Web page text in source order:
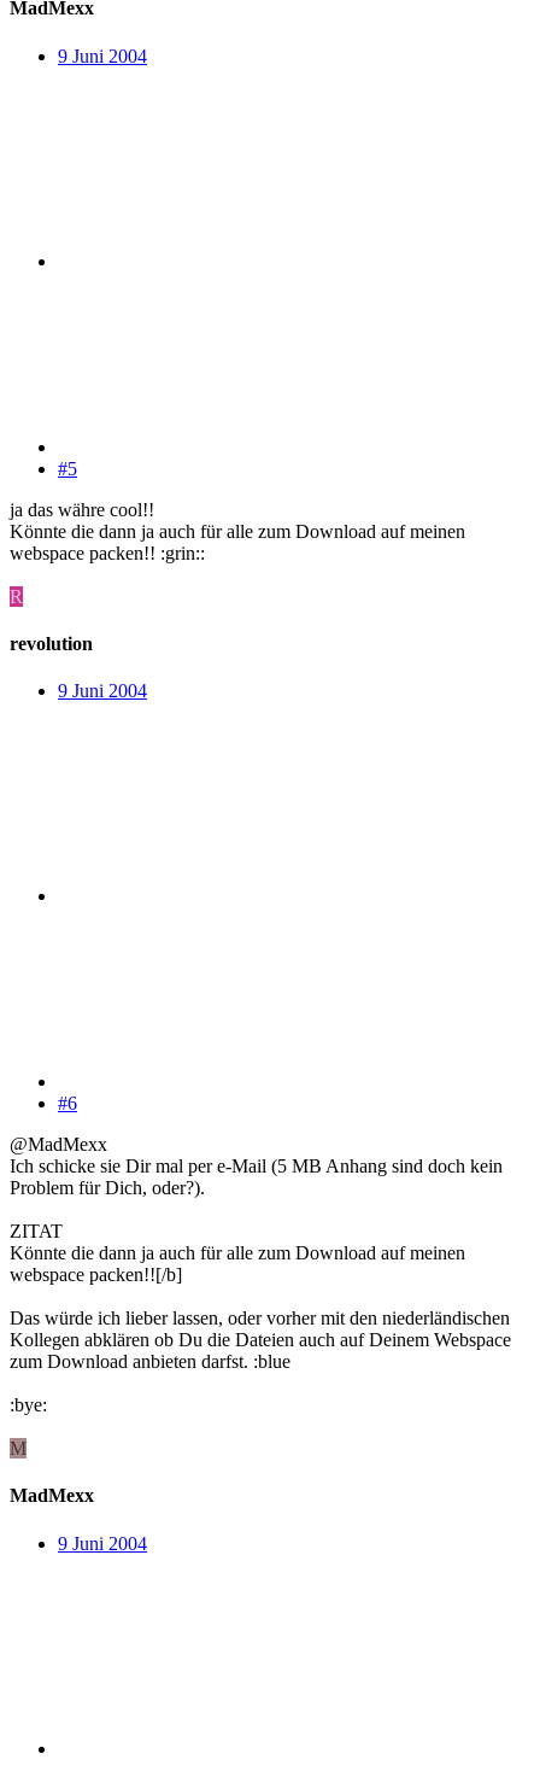
MadMexx
9 Juni 2004
#5
ja das währe cool!!
Könnte die dann ja auch für alle zum Download auf meinen
webspace packen!! :grin::
R
revolution
9 Juni 2004
#6
@MadMexx
Ich schicke sie Dir mal per e-Mail (5 MB Anhang sind doch kein
Problem für Dich, oder?).
ZITAT
Könnte die dann ja auch für alle zum Download auf meinen
webspace packen!![/b]
Das würde ich lieber lassen, oder vorher mit den niederländischen
Kollegen abklären ob Du die Dateien auch auf Deinem Webspace
zum Download anbieten darfst. :blue
:bye:
M
MadMexx
9 Juni 2004